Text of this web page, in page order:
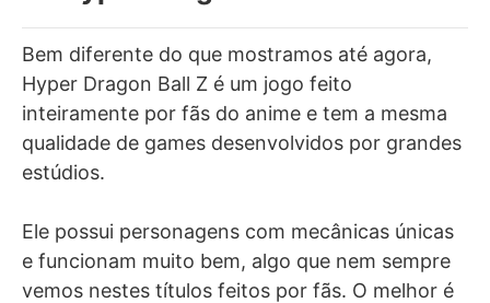
Bem diferente do que mostramos até agora,
Hyper Dragon Ball Z é um jogo feito
inteiramente por fãs do anime e tem a mesma
qualidade de games desenvolvidos por grandes
estúdios.
Ele possui personagens com mecânicas únicas
e funcionam muito bem, algo que nem sempre
vemos nestes títulos feitos por fãs. O melhor é